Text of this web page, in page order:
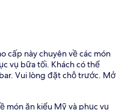
cấp này chuyên về các món
vụ bữa tối. Khách có thể
Vui lòng đặt chỗ trước. Mở
món ăn kiểu Mỹ và phục vụ